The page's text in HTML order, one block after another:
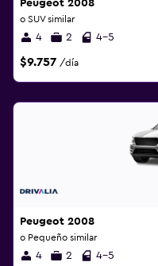
Peugeot 2008
o SUV similar
4 2 4-5
$9.757 /día
Peugeot 2008
o Pequeño similar
4 2 4-5